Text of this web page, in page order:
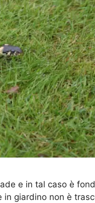
e in tal caso è
giardino non è